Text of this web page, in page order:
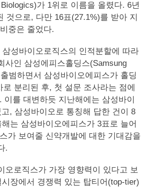
가 1위로 이름을 올렸다. 6년
것으로, 다만 16표(27.1%)를 받아 지
중은 줄었다.
성바이오로직스의 인적분할에 따라
사인 삼성에피스홀딩스(Samsung
범하면서 삼성바이오에피스가 홀딩
로 분리된 후, 첫 설문 조사라는 점에
이를 대변하듯 지난해에는 삼성바이
, 삼성바이오로 통칭해 답한 건이 8
는 삼성바이오에피스가 3표로 늘어
가 보여줄 신약개발에 대한 기대감을
.
오로직스가 가장 영향력이 있다고 보
장에서 경쟁력 있는 탑티어(top-tier)